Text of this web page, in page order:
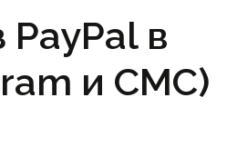
в
и СМС)